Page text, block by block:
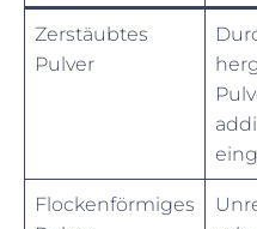
Zerstäubtes
Pulver
Flockenförmiges